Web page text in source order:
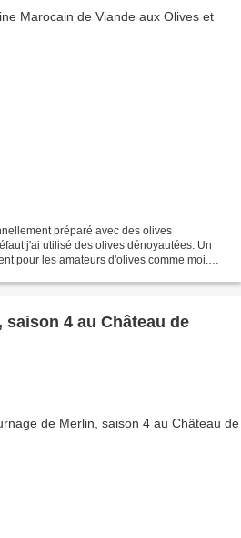
préparé avec des olives
j'ai utilisé des olives dénoyautées. Un
pour les amateurs d'olives comme moi.
saison 4 au Château de